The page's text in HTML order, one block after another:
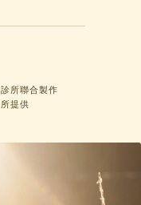
所聯合製作
提供